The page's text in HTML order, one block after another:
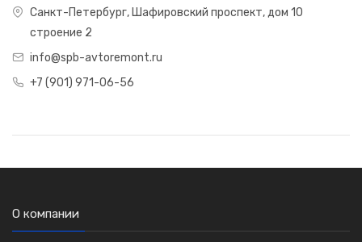
Санкт-Петербург, Шафировский проспект, дом 10
строение 2
info@spb-avtoremont.ru
+7 (901) 971-06-56
О компании